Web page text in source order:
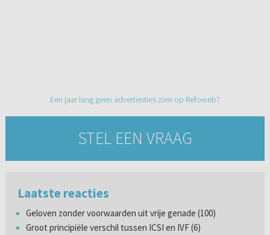
Een jaar lang geen advertenties zien op Refoweb?
STEL EEN VRAAG
Laatste reacties
Geloven zonder voorwaarden uit vrije genade (100)
Groot principiële verschil tussen ICSI en IVF (6)